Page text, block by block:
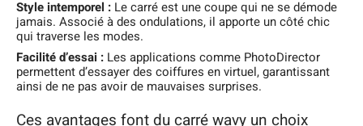
Style intemporel : Le carré est une coupe qui ne se démode
jamais. Associé à des ondulations, il apporte un côté chic
qui traverse les modes.
Facilité d’essai : Les applications comme PhotoDirector
permettent d’essayer des coiffures en virtuel, garantissant
ainsi de ne pas avoir de mauvaises surprises.
Ces avantages font du carré wavy un choix